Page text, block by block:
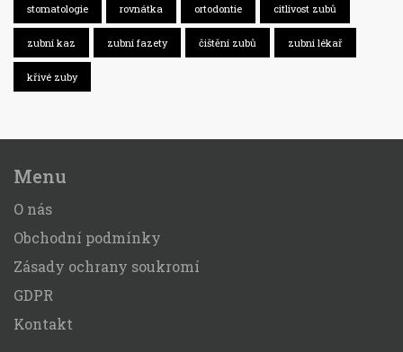
stomatologie rovnátka ortodontie citlivost zubů
zubní kaz zubní fazety čištění zubů zubní lékař
křivé zuby
Menu
O nás
Obchodní podmínky
Zásady ochrany soukromí
GDPR
Kontakt